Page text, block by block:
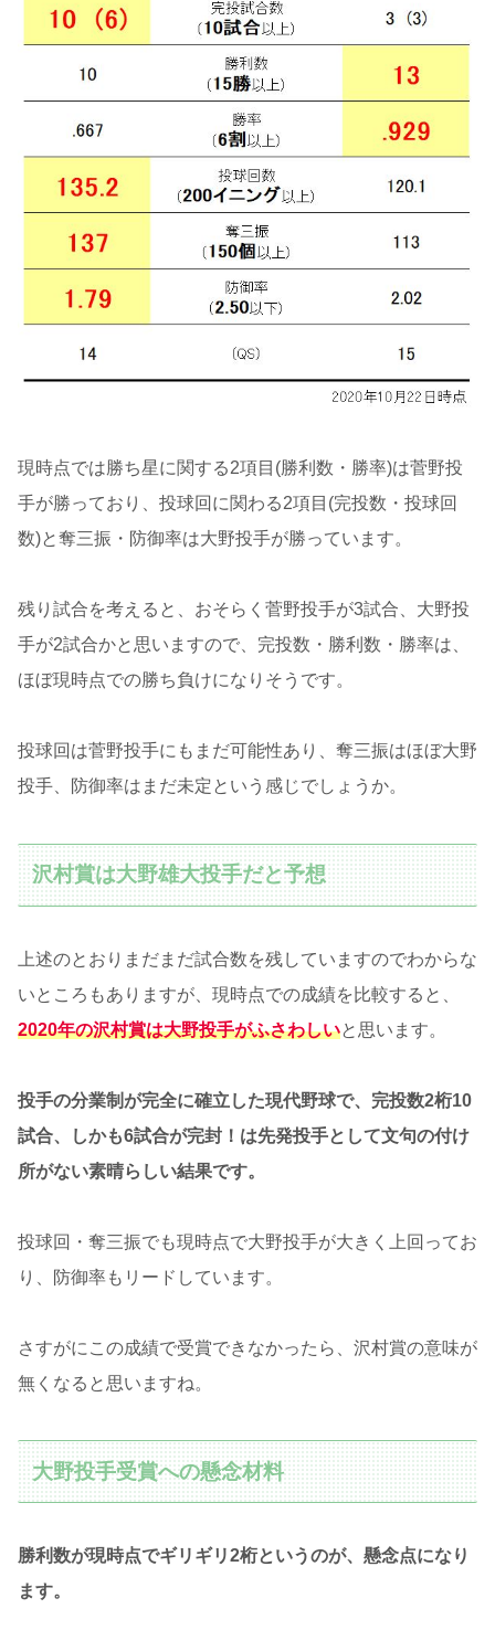
現時点では勝ち星に関する2項目(勝利数・勝率)は菅野投
手が勝っており、投球回に関わる2項目(完投数・投球回
数)と奪三振・防御率は大野投手が勝っています。
残り試合を考えると、おそらく菅野投手が3試合、大野投
手が2試合かと思いますので、完投数・勝利数・勝率は、
ほぼ現時点での勝ち負けになりそうです。
投球回は菅野投手にもまだ可能性あり、奪三振はほぼ大野
投手、防御率はまだ未定という感じでしょうか。
沢村賞は大野雄大投手だと予想
上述のとおりまだまだ試合数を残していますのでわからな
いところもありますが、現時点での成績を比較すると、
2020年の沢村賞は大野投手がふさわしいと思います。
投手の分業制が完全に確立した現代野球で、完投数2桁10
試合、しかも6試合が完封！は先発投手として文句の付け
所がない素晴らしい結果です。
投球回・奪三振でも現時点で大野投手が大きく上回ってお
り、防御率もリードしています。
さすがにこの成績で受賞できなかったら、沢村賞の意味が
無くなると思いますね。
大野投手受賞への懸念材料
勝利数が現時点でギリギリ2桁というのが、懸念点になり
ます。